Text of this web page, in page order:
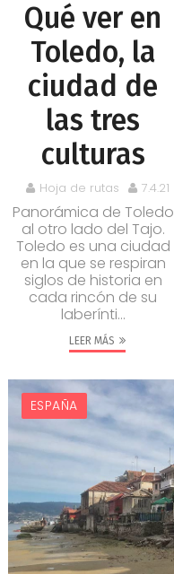
Qué ver en
Toledo, la
ciudad de
las tres
culturas
Hoja de rutas 7.4.21
Panorámica de Toledo
al otro lado del Tajo.
Toledo es una ciudad
en la que se respiran
siglos de historia en
cada rincón de su
laberínti...
LEER MÁS
ESPAÑA